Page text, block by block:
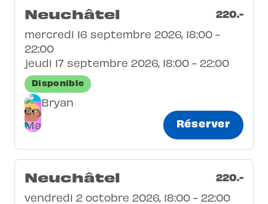
Neuchâtel 220.-
mercredi 16 septembre 2026, 18:00 -
22:00
jeudi 17 septembre 2026, 18:00 - 22:00
Disponible
Bryan
Réserver
Neuchâtel 220.-
vendredi 2 octobre 2026, 18:00 - 22:00